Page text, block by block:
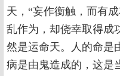
天，“妄作衡触，而有
乱作为，却侥幸取得成
然是运命天。人的命是
病是由鬼造成的，这是